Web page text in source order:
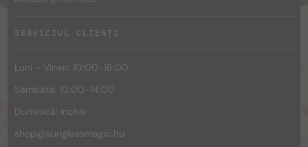
SERVICIUL CLIENȚI
Luni - Vineri: 10:00-18:00
Sâmbătă: 10:00-14:00
Duminică: închis
shop@sunglassmagic.hu